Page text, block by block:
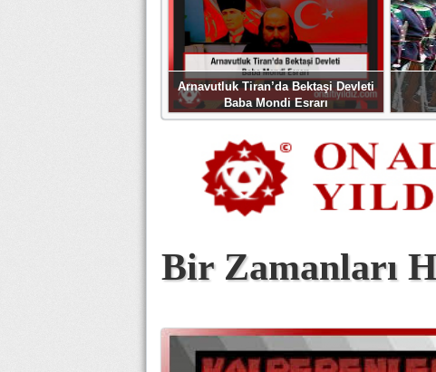
Arnavutluk Tiran’da Bektaşi Devleti
Baba Mondi Esrarı
Bir Zamanları